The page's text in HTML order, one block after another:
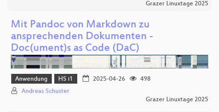
Grazer Linuxtage 2025
Mit Pandoc von Markdown zu
ansprechenden Dokumenten -
Doc(ument)s as Code (DaC)
Anwendung HS i1 2025-04-26
498
Andreas Schuster
Grazer Linuxtage 2025